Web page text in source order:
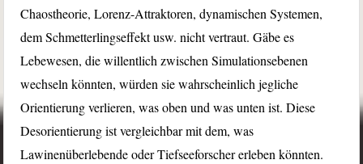
Chaostheorie, Lorenz-Attraktoren, dynamischen Systemen,
dem Schmetterlingseffekt usw. nicht vertraut. Gäbe es
Lebewesen, die willentlich zwischen Simulationsebenen
wechseln könnten, würden sie wahrscheinlich jegliche
Orientierung verlieren, was oben und was unten ist. Diese
Desorientierung ist vergleichbar mit dem, was
Lawinenüberlebende oder Tiefseeforscher erleben könnten.